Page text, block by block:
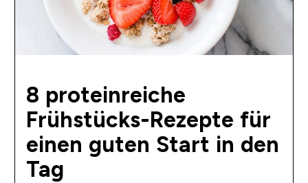
8 proteinreiche
Frühstücks-Rezepte für
einen guten Start in den
Tag